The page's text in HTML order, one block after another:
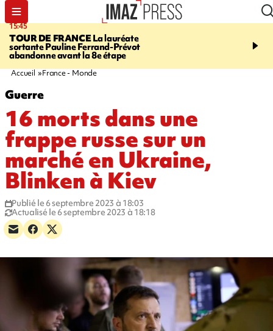
15:45
TOUR DE FRANCELa lauréate
sortante Pauline Ferrand-Prévot
abandonne avant la 8e étape
20:17
routière, concours de
Accueil France - Monde
Guerre
16 morts dans une
frappe russe sur un
marché en Ukraine,
Blinken à Kiev
Publié le 6 septembre 2023 à 18:03
Actualisé le 6 septembre 2023 à 18:18